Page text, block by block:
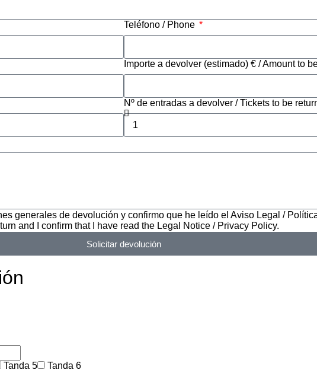
Teléfono / Phone
Importe a devolver (estimado) € / Amount to
Nº de entradas a devolver / Tickets to be
generales de devolución y confirmo que he leído el Aviso Legal /
and I confirm that I have read the Legal Notice / Privacy Policy.
Solicitar devolución
Tanda 5 Tanda 6